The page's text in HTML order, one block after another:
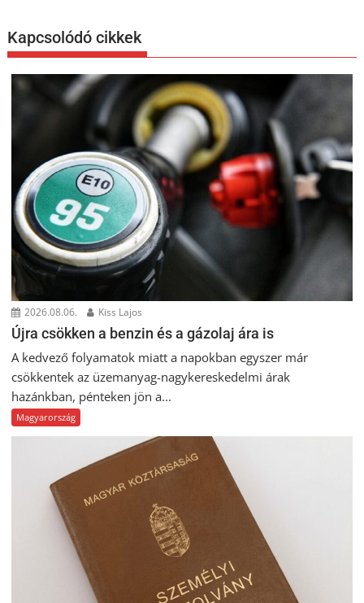
Kapcsolódó cikkek
2026.08.06. Kiss Lajos
Újra csökken a benzin és a gázolaj ára is
A kedvező folyamatok miatt a napokban egyszer már
csökkentek az üzemanyag-nagykereskedelmi árak
hazánkban, pénteken jön a...
Magyarország